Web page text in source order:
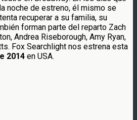
noche de estreno, él mismo se
recuperar a su familia, su
forman parte del reparto Zach
Andrea Riseborough, Amy Ryan,
Fox Searchlight nos estrena esta
2014 en USA.